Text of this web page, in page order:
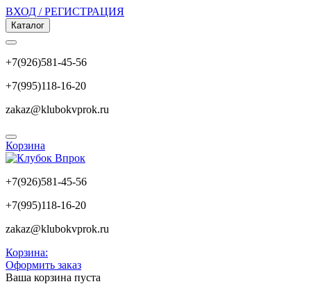
ВХОД / РЕГИСТРАЦИЯ
Каталог
+7(926)581-45-56
+7(995)118-16-20
zakaz@klubokvprok.ru
Корзина
+7(926)581-45-56
+7(995)118-16-20
zakaz@klubokvprok.ru
Корзина:
Оформить заказ
Ваша корзина пуста